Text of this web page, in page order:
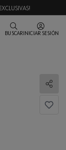
BUSCAR INICIAR SESIÓN